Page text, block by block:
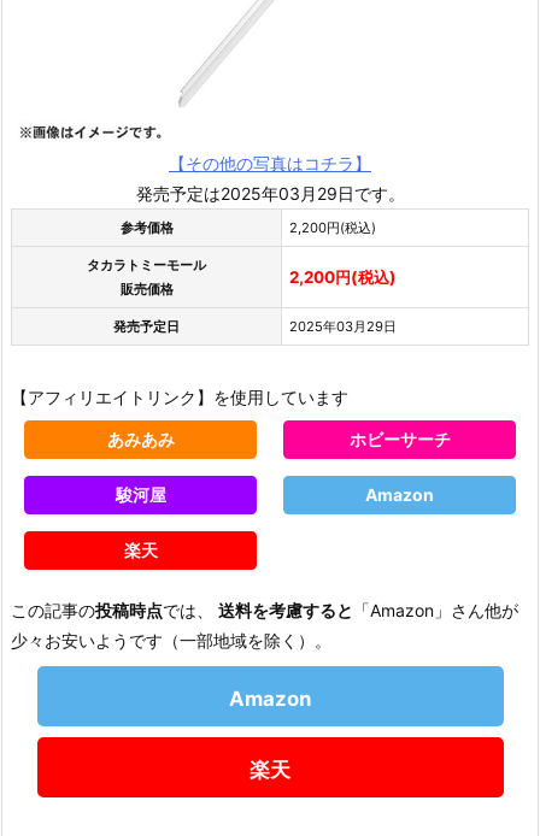
【その他の写真はコチラ】
発売予定は2025年03月29日です。
参考価格 2,200円(税込)
タカラトミーモール
販売価格
2,200円(税込)
発売予定日 2025年03月29日
【アフィリエイトリンク】を使用しています
あみあみ ホビーサーチ
駿河屋 Amazon
楽天
この記事の投稿時点では、 送料を考慮すると 「Amazon」さん他が
少々お安いようです（一部地域を除く）。
Amazon
楽天